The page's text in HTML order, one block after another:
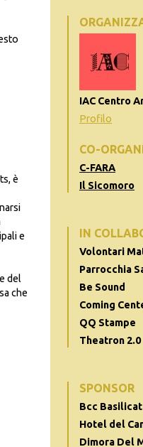
è
e
del
che
IAC Centro
Profilo
CO-
C-FARA
Il Sicomoro
IN
Volontari
Parrocchia
Be Sound
Coming
QQ Stampe
Theatron 2.0
SPONSOR
Bcc
Hotel del
Dimora Del